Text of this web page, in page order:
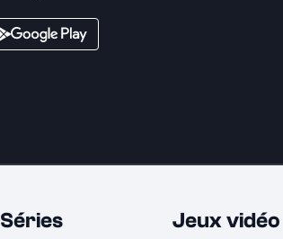
Séries Jeux vidéo